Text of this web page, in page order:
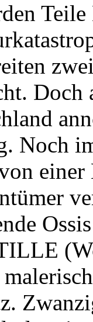
Doch
Noch